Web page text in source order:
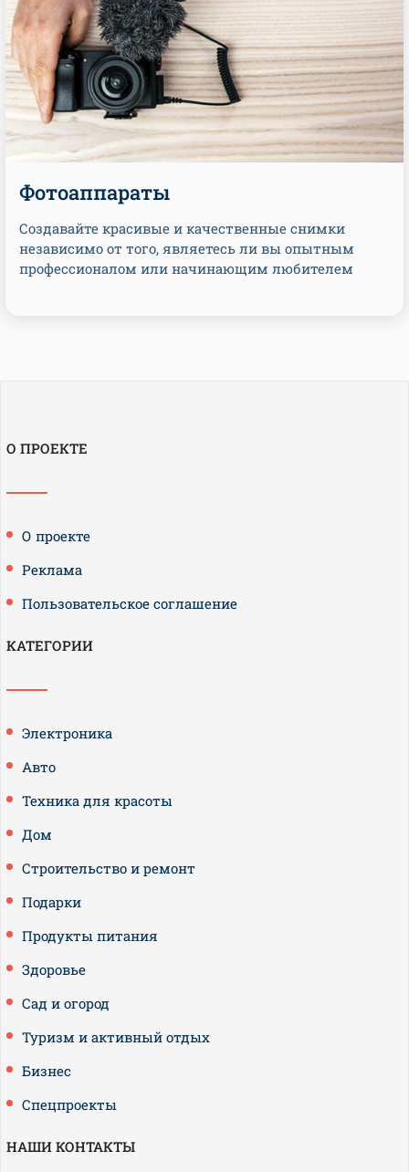
Фотоаппараты
Создавайте красивые и качественные снимки
независимо от того, являетесь ли вы опытным
профессионалом или начинающим любителем
О ПРОЕКТЕ
О проекте
Реклама
Пользовательское соглашение
КАТЕГОРИИ
Электроника
Авто
Техника для красоты
Дом
Строительство и ремонт
Подарки
Продукты питания
Здоровье
Сад и огород
Туризм и активный отдых
Бизнес
Спецпроекты
НАШИ КОНТАКТЫ